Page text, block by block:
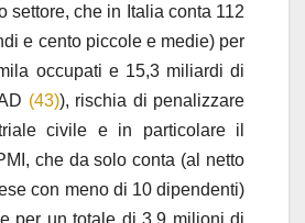
settore, che in Italia conta 112
e cento piccole e medie) per
occupati e 15,3 miliardi di
(43)), rischia di penalizzare
civile e in particolare il
che da solo conta (al netto
con meno di 10 dipendenti)
per un totale di 3,9 milioni di